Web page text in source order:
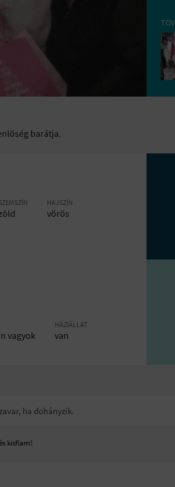
barátja.
HAJSZÍN
vörös
vagyok
HÁZIÁLLAT
van
ha dohányzik.
kisfiam!